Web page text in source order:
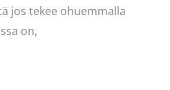
jos tekee ohuemmalla
on,